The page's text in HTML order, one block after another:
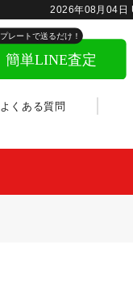
2026年08月04日
よくある質問